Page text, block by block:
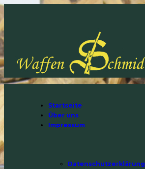
Startseite
Über uns
Impressum
Datenschutzerklärung